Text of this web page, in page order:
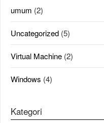
umum (2)
Uncategorized (5)
Virtual Machine (2)
Windows (4)
Kategori